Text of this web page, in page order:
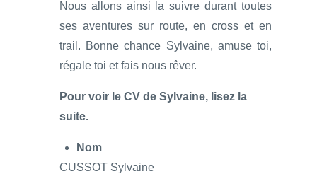
Nous allons ainsi la suivre durant toutes
ses aventures sur route, en cross et en
trail. Bonne chance Sylvaine, amuse toi,
régale toi et fais nous rêver.
Pour voir le CV de Sylvaine, lisez la
suite.
Nom
CUSSOT Sylvaine